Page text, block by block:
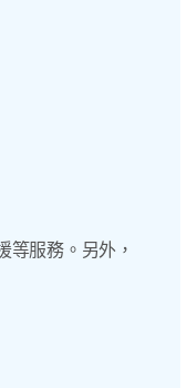
等服務。另外，